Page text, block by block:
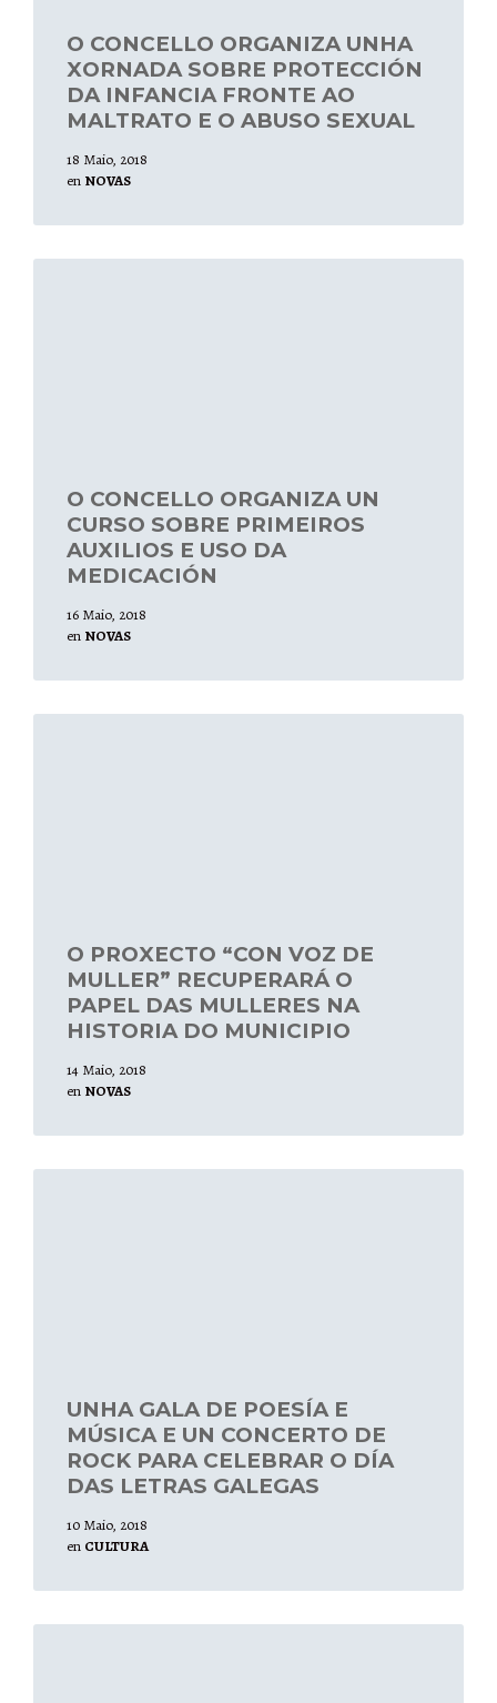
O CONCELLO ORGANIZA UNHA
XORNADA SOBRE PROTECCIÓN
DA INFANCIA FRONTE AO
MALTRATO E O ABUSO SEXUAL
18 Maio, 2018
en NOVAS
O CONCELLO ORGANIZA UN
CURSO SOBRE PRIMEIROS
AUXILIOS E USO DA
MEDICACIÓN
16 Maio, 2018
en NOVAS
Leer
O PROXECTO “CON VOZ DE
MULLER” RECUPERARÁ O
PAPEL DAS MULLERES NA
HISTORIA DO MUNICIPIO
14 Maio, 2018
en NOVAS
Leer
UNHA GALA DE POESÍA E
MÚSICA E UN CONCERTO DE
ROCK PARA CELEBRAR O DÍA
DAS LETRAS GALEGAS
10 Maio, 2018
en CULTURA
Leer
Leer